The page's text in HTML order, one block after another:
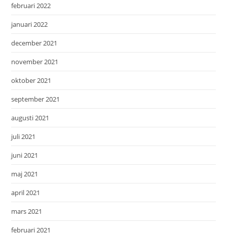
februari 2022
januari 2022
december 2021
november 2021
oktober 2021
september 2021
augusti 2021
juli 2021
juni 2021
maj 2021
april 2021
mars 2021
februari 2021